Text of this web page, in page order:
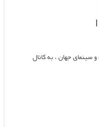
سینمای جهان ، به کانال